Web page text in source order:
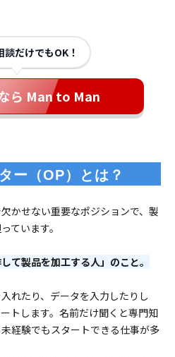
談だけでもOK！
ら Man to Man
ー（OP）とは？
かせない重要なポジションで、製
ています。
て製品を加工する人」のこと。
れたり、データを入力したりし
トします。名前だけ聞くと専門知
経験でもスタートできる仕事が多